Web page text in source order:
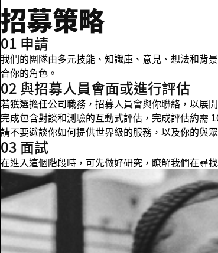
招募策略
01 申請
我們的團隊由多元技能、知識庫、意見、想法和背
合你的角色。
02 與招募人員會面或進行評估
若獲選擔任公司職務，招募人員會與你聯絡，以展
完成包含對談和測驗的互動式評估，完成評估約需
請不要避談你如何提供世界級的服務，以及你的與
03 面試
在進入這個階段時，可先做好研究，瞭解我們在尋